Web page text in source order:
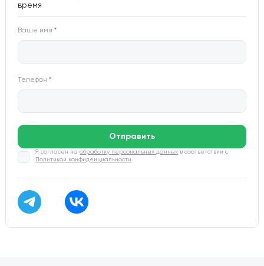
время
Ваше имя*
Телефон*
Отправить
Я согласен наобработку персональных данных в соответствии с
Политикой конфиденциальности